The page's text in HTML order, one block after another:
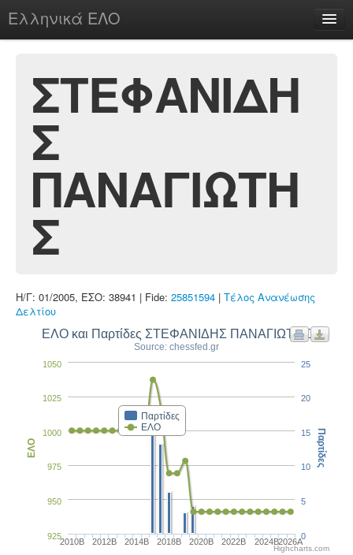
Ελληνικά ΕΛΟ
chesstu.be @ discord
Login
ΣΤΕΦΑΝΙΔΗ
Σ
ΠΑΝΑΓΙΩΤΗ
Σ
Η/Γ: 01/2005, ΕΣΟ: 38941 | Fide: 25851594 | Τέλος Ανανέωσης
Δελτίου
ΕΛΟ και Παρτίδες ΣΤΕΦΑΝΙΔΗΣ ΠΑΝΑΓΙΩΤΗΣ
Source: chessfed.gr
Παρτίδες
ΕΛΟ
2010B 2012B 2014B 2018B 2020B 2022B 2024B2026A
925
950
975
1000
1025
1050
ΕΛΟ
0
5
10
15
20
25
Παρτίδες
Highcharts.com